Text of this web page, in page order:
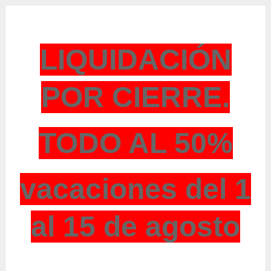
LIQUIDACIÓN
POR CIERRE.
TODO AL 50%
vacaciones del 1
al 15 de agosto